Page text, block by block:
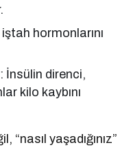
hormonlarını
İnsülin direnci,
kilo kaybını
“nasıl yaşadığınız”